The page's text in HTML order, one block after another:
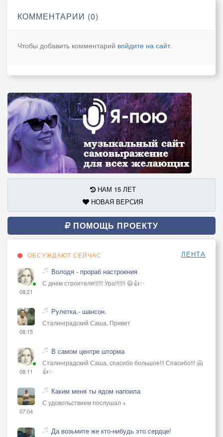
КОММЕНТАРИИ (0)
Чтобы добавить комментарий войдите на сайт.
НАМ 15 ЛЕТ
НОВАЯ ВЕРСИЯ
ПОМОЩЬ ПРОЕКТУ
ОБСУЖДАЮТ СЕЙЧАС ЛЕНТА
08:21
Володя - прораб настроения
С днем строителя!!!!!! Ура!!!!!!! 😃👍✨
08:15
Рулетка.- шансон.
Сталинградский Саша, Привет
08:11
В самом центре шторма
Сталинградский Саша, спасибо большое!!! Спасибо!!! 🤗
👍✨
07:04
Каким меня ты ядом напоила
С удовольствием послушал +
Да возьмите же кто-нибудь это сердце!